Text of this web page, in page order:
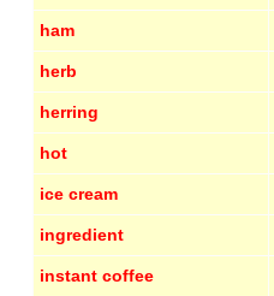
ham
herb
herring
hot
ice cream
ingredient
instant coffee